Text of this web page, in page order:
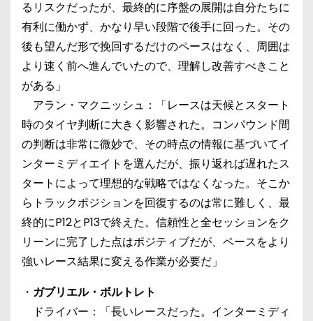
るリスクだったが、最終的に序盤の展開は自分たちに
有利に働かず、かなり早い段階で後手に回った。その
後も望んだ形で挽回するだけのペースはなく、周囲は
より速く前へ進んでいたので、理解し改善すべきこと
がある」
アラン・マクニッシュ：「レースは天候とスタート
時のタイヤ判断に大きく影響された。コンパウンド間
の判断は非常に微妙で、その時点の情報に基づいてイ
ンターミディエイトを選んだが、振り返れば遅れたス
タートによって理想的な戦略ではなくなった。そこか
らトラックポジションを回復するのは常に難しく、最
終的にP12とP13で終えた。信頼性と全セッションをク
リーンに完了した点はポジティブだが、ペースをより
強いレース結果に変える作業が必要だ」
・ ガブリエル・ボルトレト
ドライバー：「長いレースだった。インターミディ